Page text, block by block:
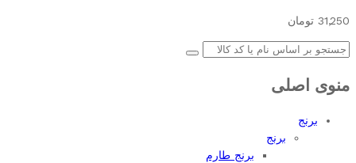
31,250 تومان
منوی اصلی
برنج
برنج
برنج طارم